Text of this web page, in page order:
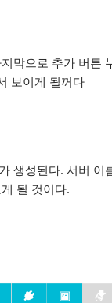
막으로 추가 버튼
보이게 될꺼다
생성된다. 서버 이
될 것이다.